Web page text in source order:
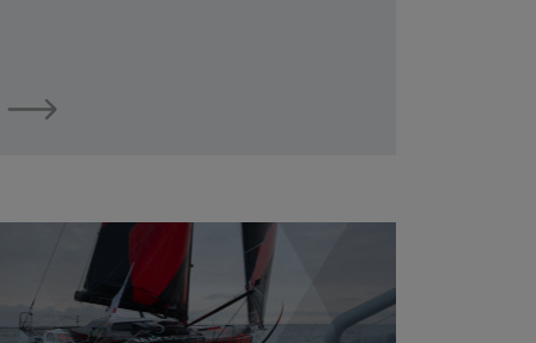
son poste de conduite pour préserver dos et
Arctique : Corentin Horeau contraint à l’abandon